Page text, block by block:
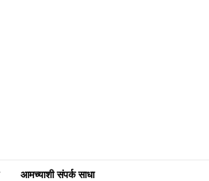
आमच्याशी संपर्क साधा